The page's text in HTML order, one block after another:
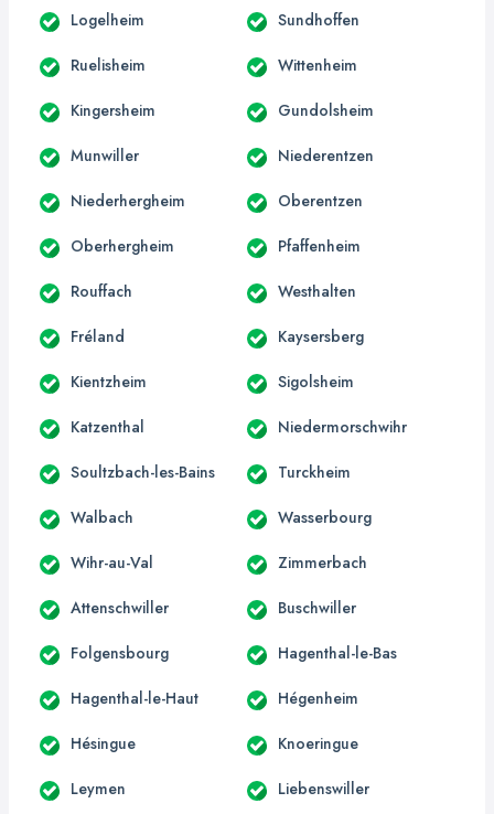
Logelheim Sundhoffen
Ruelisheim Wittenheim
Kingersheim Gundolsheim
Munwiller Niederentzen
Niederhergheim Oberentzen
Oberhergheim Pfaffenheim
Rouffach Westhalten
Fréland Kaysersberg
Kientzheim Sigolsheim
Katzenthal Niedermorschwihr
Soultzbach-les-Bains Turckheim
Walbach Wasserbourg
Wihr-au-Val Zimmerbach
Attenschwiller Buschwiller
Folgensbourg Hagenthal-le-Bas
Hagenthal-le-Haut Hégenheim
Hésingue Knoeringue
Leymen Liebenswiller